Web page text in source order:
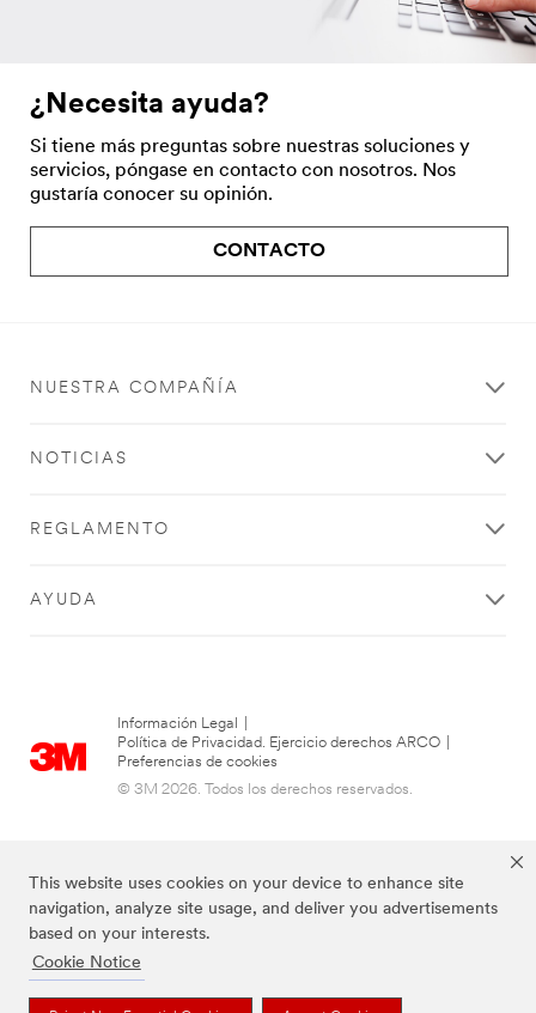
This website uses cookies on your device to enhance site
navigation, analyze site usage, and deliver you advertisements
based on your interests.
Cookie Notice
¿Necesita ayuda?
Si tiene más preguntas sobre nuestras soluciones y
servicios, póngase en contacto con nosotros. Nos
gustaría conocer su opinión.
CONTACTO
NUESTRA COMPAÑÍA
NOTICIAS
REGLAMENTO
AYUDA
Información Legal
Política de Privacidad. Ejercicio derechos ARCO
Preferencias de cookies
© 3M 2026. Todos los derechos reservados.